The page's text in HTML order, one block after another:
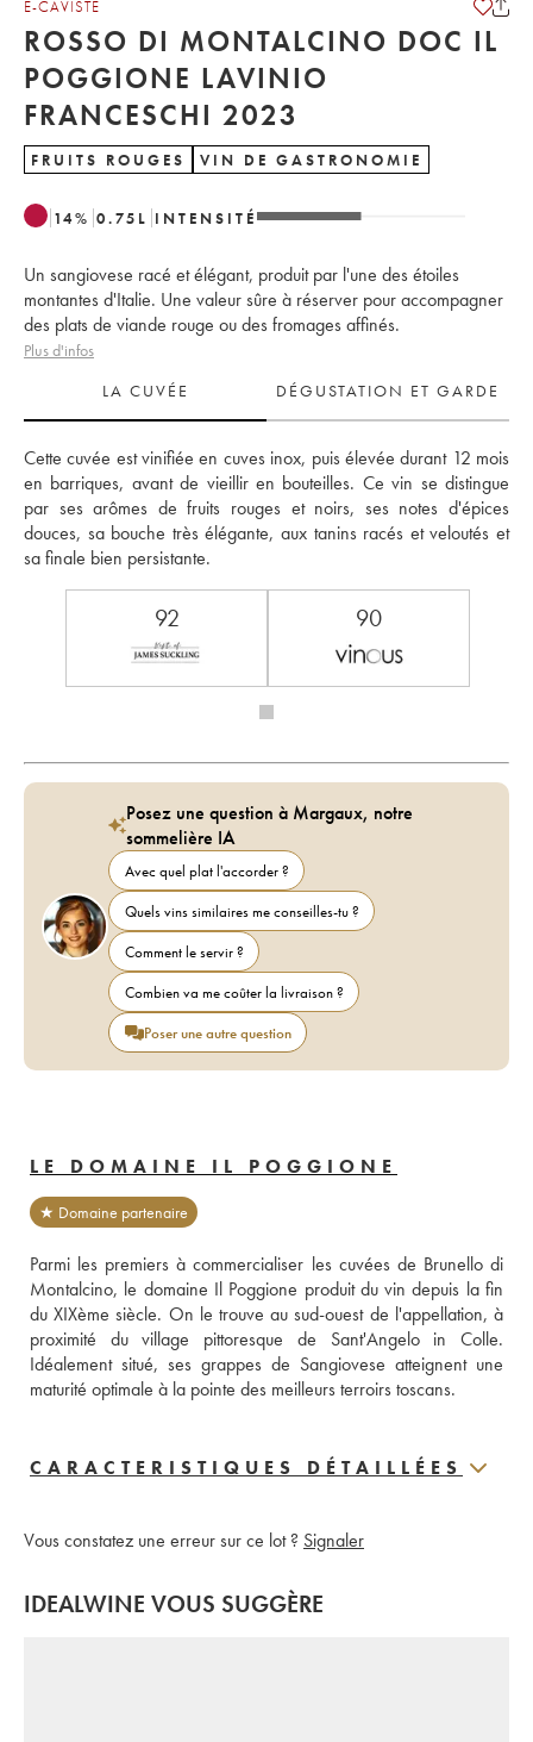
E-CAVISTE
ROSSO DI MONTALCINO DOC IL
POGGIONE LAVINIO
FRANCESCHI 2023
FRUITS ROUGES VIN DE GASTRONOMIE
14% 0.75 L INTENSITÉ
Un sangiovese racé et élégant, produit par l'une des étoiles
montantes d'Italie. Une valeur sûre à réserver pour accompagner
des plats de viande rouge ou des fromages affinés.
Plus d'infos
LA CUVÉE
DÉGUSTATION ET GARDE
Cette cuvée est vinifiée en cuves inox, puis élevée durant 12 mois
en barriques, avant de vieillir en bouteilles. Ce vin se distingue
par ses arômes de fruits rouges et noirs, ses notes d'épices
douces, sa bouche très élégante, aux tanins racés et veloutés et
sa finale bien persistante.
92 90
Posez une question à Margaux, notre
sommelière IA
Avec quel plat l'accorder ?
Quels vins similaires me conseilles-tu ?
Comment le servir ?
Combien va me coûter la livraison ?
Poser une autre question
LE DOMAINE IL POGGIONE
★ Domaine partenaire
Parmi les premiers à commercialiser les cuvées de Brunello di
Montalcino, le domaine Il Poggione produit du vin depuis la fin
du XIXème siècle. On le trouve au sud-ouest de l'appellation, à
proximité du village pittoresque de Sant'Angelo in Colle.
Idéalement situé, ses grappes de Sangiovese atteignent une
CARACTERISTIQUES DÉTAILLÉES
Vous constatez une erreur sur ce lot ? Signaler
IDEALWINE VOUS SUGGÈRE